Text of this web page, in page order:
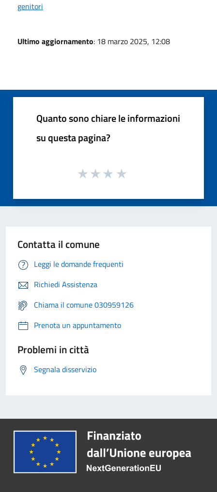
genitori
Ultimo aggiornamento: 18 marzo 2025, 12:08
Quanto sono chiare le informazioni
su questa pagina?
Contatta il comune
Leggi le domande frequenti
Richiedi Assistenza
Chiama il comune 030959126
Prenota un appuntamento
Problemi in città
Segnala disservizio